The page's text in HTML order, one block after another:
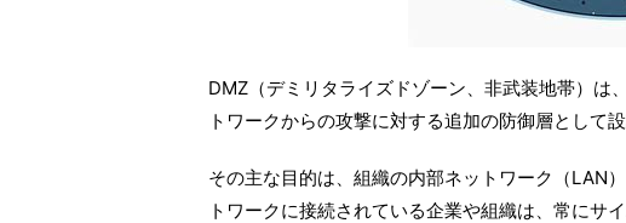
DMZ（デミリタライズドゾーン、非武装地帯）は
トワークからの攻撃に対する追加の防御層として設
その主な目的は、組織の内部ネットワーク（LAN
トワークに接続されている企業や組織は、常にサ